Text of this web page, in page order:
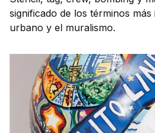
significado de los términos
urbano y el muralismo.